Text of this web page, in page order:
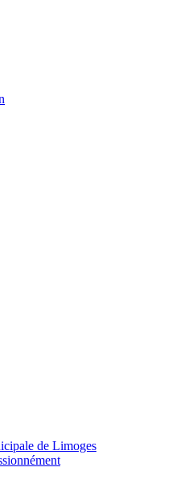
de Limoges